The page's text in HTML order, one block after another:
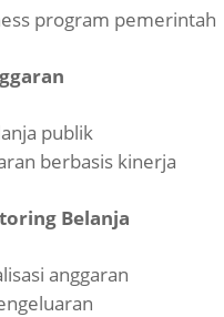
program pemerintah
publik
berbasis kinerja
Belanja
anggaran